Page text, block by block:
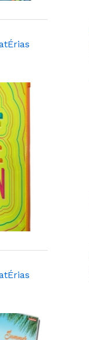
-
-